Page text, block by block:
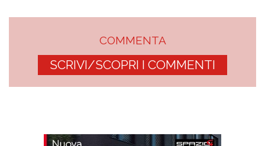
COMMENTA
SCRIVI/SCOPRI I COMMENTI